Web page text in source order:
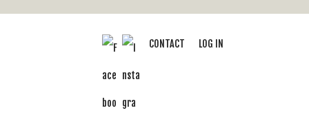
CONTACT LOG IN